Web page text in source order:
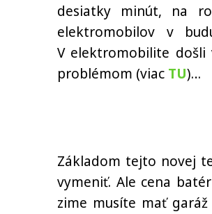
desiatky minút, na
elektromobilov v
V elektromobilite došli
problémom (viac TU)…
Základom tejto novej
vymeniť. Ale cena
zime musíte mať